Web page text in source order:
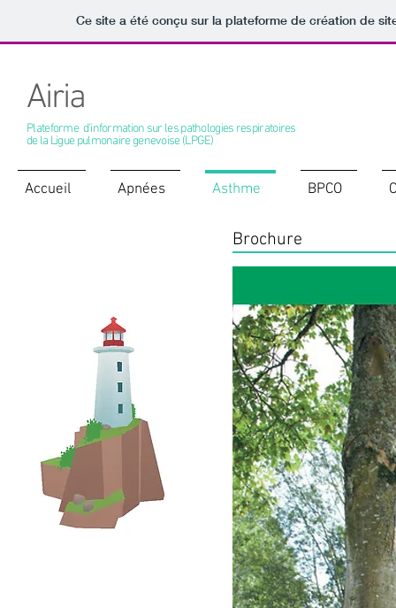
Ce site a été conçu sur la plateforme de création de
Airia
Plateforme d'information sur les pathologies respiratoires
de la Ligue pulmonaire genevoise (LPGE)
Accueil Apnées Asthme BPCO
Brochure